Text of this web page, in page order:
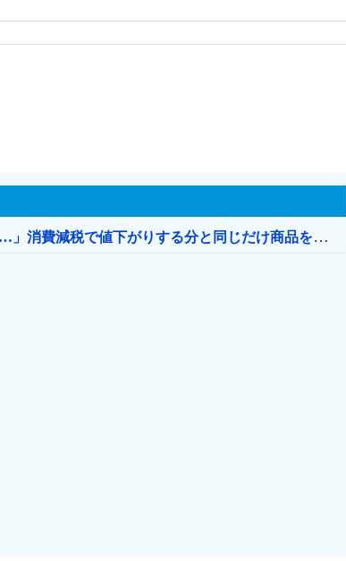
【消費税率1％】 「下げるのが筋なんですけど…」消費減税で値下がりする分と同じだけ商品を値上げして店頭価格を変えない店も